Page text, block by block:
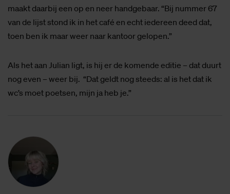
maakt daarbij een op en neer handgebaar. “Bij nummer 67
van de lijst stond ik in het café en echt iedereen deed dat,
toen ben ik maar weer naar kantoor gelopen.”
Als het aan Julian ligt, is hij er de komende editie – dat duurt
nog even – weer bij. “Dat geldt nog steeds: al is het dat ik
wc’s moet poetsen, mijn ja heb je.”